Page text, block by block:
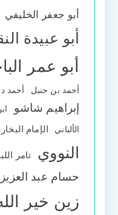
أبو جعفر الخليفي
أبو عبيدة
أبو عمر
أحمد بن حنبل أحمد
إبراهيم شاشو
الألباني الإمام
النووي تامر
حسام عبد العزيز
زين خير